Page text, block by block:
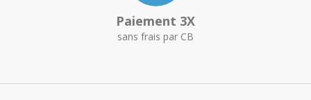
Paiement 3X
sans frais par CB